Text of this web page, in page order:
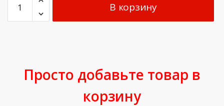
В корзину
Просто добавьте товар в
корзину